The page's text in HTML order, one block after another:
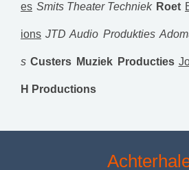
es Smits Theater Techniek Roet
ions JTD Audio Produkties
s Custers Muziek Producties
H Productions